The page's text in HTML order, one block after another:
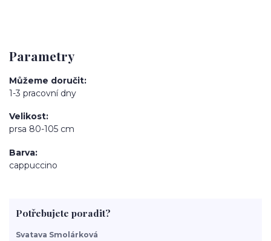
Parametry
Můžeme doručit
1-3 pracovní dny
Velikost
prsa 80-105 cm
Barva
cappuccino
Potřebujete poradit?
Svatava Smolárková